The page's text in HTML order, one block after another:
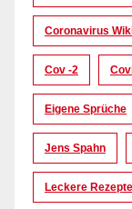
Coronavirus
Cov -2
Eigene Sprüche
Jens Spahn
Leckere